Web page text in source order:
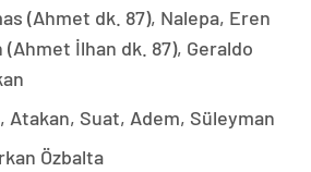
(Ahmet dk. 87), Nalepa, Eren
(Ahmet İlhan dk. 87), Geraldo
Atakan, Suat, Adem, Süleyman
Özbalta